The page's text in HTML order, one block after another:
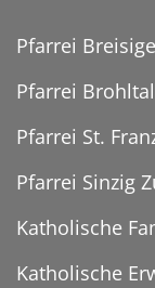
Pfarrei
Pfarrei
Pfarrei St.
Pfarrei Sinzig
Katholische
Katholische